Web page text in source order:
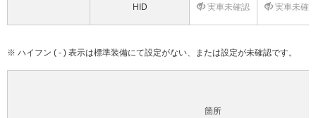
HID 実車未確認 実車未確
※ ハイフン ( - ) 表示は標準装備にて設定がない、または設定が未確認です。
箇所